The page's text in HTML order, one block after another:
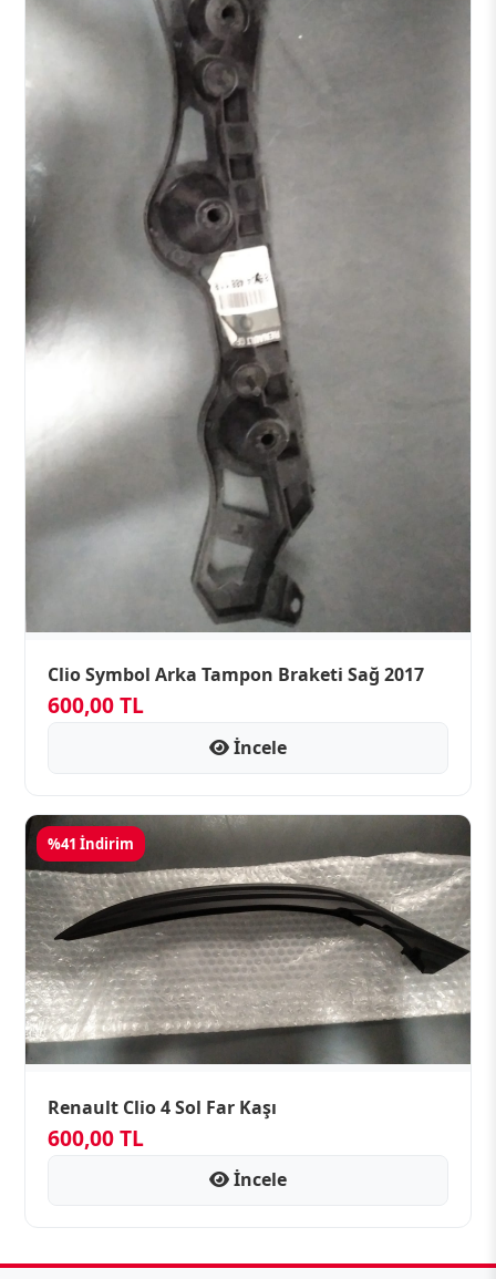
Clio Symbol Arka Tampon Braketi Sağ 2017
600,00 TL
İncele
%41 İndirim
Renault Clio 4 Sol Far Kaşı
600,00 TL
İncele